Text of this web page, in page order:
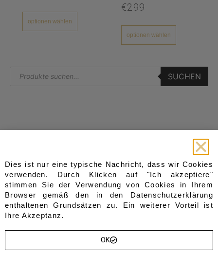
optionen wählen
€299
optionen wählen
SUCHEN
Start
Home
Shop
Blog
Über Uns
Kontakt
Kategorien
Sitzbänke
Gesteppt
Gepolstert
aus Holz
Garderoben
Dies ist nur eine typische Nachricht, dass wir Cookies
verwenden. Durch Klicken auf "Ich akzeptiere"
stimmen Sie der Verwendung von Cookies in Ihrem
Browser gemäß den in den Datenschutzerklärung
enthaltenen Grundsätzen zu. Ein weiterer Vorteil ist
Ihre Akzeptanz.
OK